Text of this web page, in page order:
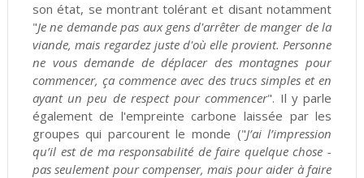
son état, se montrant tolérant et disant notamment
"Je ne demande pas aux gens d'arrêter de manger de la
viande, mais regardez juste d'où elle provient. Personne
ne vous demande de déplacer des montagnes pour
commencer, ça commence avec des trucs simples et en
ayant un peu de respect pour commencer". Il y parle
également de l'empreinte carbone laissée par les
groupes qui parcourent le monde ("J’ai l’impression
qu’il est de ma responsabilité de faire quelque chose -
pas seulement pour compenser, mais pour aider à faire